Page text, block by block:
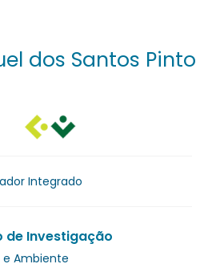
dos Santos Pinto
Integrado
de Investigação
e Ambiente